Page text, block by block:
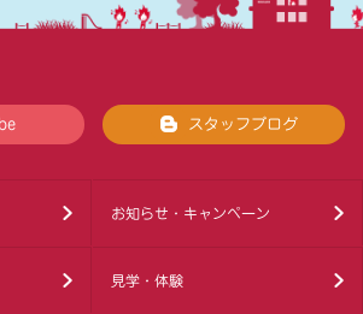
スタッフブログ
お知らせ・キャンペーン
見学・体験